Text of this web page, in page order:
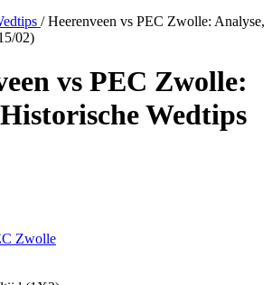
/ Heerenveen vs PEC Zwolle: Analyse,
02)
vs PEC Zwolle:
Wedtips
Zwolle